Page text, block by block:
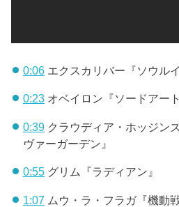
0:06エクスカリバー『ソウルイ
0:23オベイロン『ソードアー
0:39クラウディア・ホッジン
ヴァーガーデン』
0:55グリム『ラディアン』
1:07 ムウ・ラ・フラガ『機動